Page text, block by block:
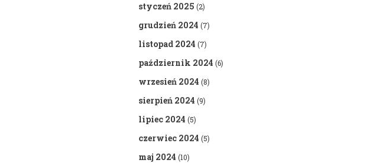
styczeń 2025 (2)
grudzień 2024 (7)
listopad 2024 (7)
październik 2024 (6)
wrzesień 2024 (8)
sierpień 2024 (9)
lipiec 2024 (5)
czerwiec 2024 (5)
maj 2024 (10)